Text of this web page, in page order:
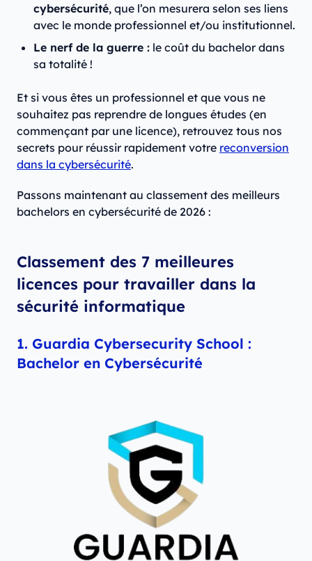
cybersécurité, que l’on mesurera selon ses liens
avec le monde professionnel et/ou institutionnel.
Le nerf de la guerre : le coût du bachelor dans
sa totalité !
Et si vous êtes un professionnel et que vous ne
souhaitez pas reprendre de longues études (en
commençant par une licence), retrouvez tous nos
secrets pour réussir rapidement votre reconversion
dans la cybersécurité.
Passons maintenant au classement des meilleurs
bachelors en cybersécurité de 2026 :
Classement des 7 meilleures
licences pour travailler dans la
sécurité informatique
1. Guardia Cybersecurity School :
Bachelor en Cybersécurité